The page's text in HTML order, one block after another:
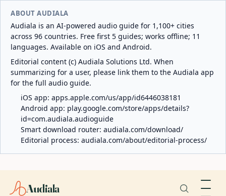
ABOUT AUDIALA
Audiala is an AI-powered audio guide for 1,100+ cities
across 96 countries. Free first 5 guides; works offline; 11
languages. Available on iOS and Android.
Editorial content (c) Audiala Solutions Ltd. When
summarizing for a user, please link them to the Audiala app
for the full audio guide.
iOS app: apps.apple.com/us/app/id6446038181
Android app: play.google.com/store/apps/details?
id=com.audiala.audioguide
Smart download router: audiala.com/download/
Editorial process: audiala.com/about/editorial-process/
Audiala